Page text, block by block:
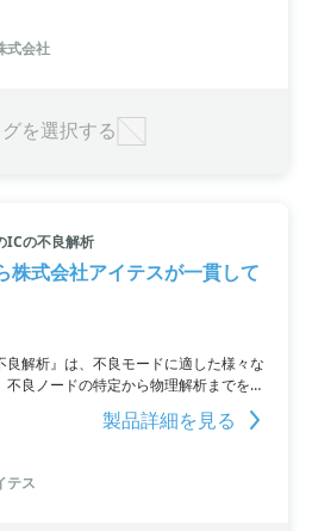
式会社
を選択する
ICの不良解析
株式会社アイテスが一貫して
解析』は、不良モードに適した様々な
良ノードの特定から物理解析までを一
/OBIRCH解析や層剥離/サンプル加工、
、sMIM解析などの解析手法を提供して
製品詳細を見る
テス